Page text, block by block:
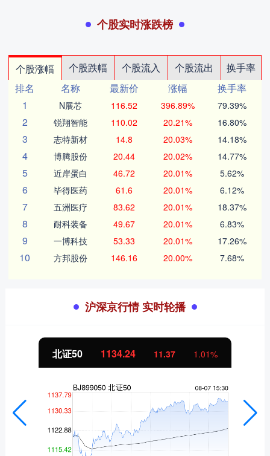
个股实时涨跌榜
个股涨幅 个股跌幅 个股流入 个股流出
换手率
排名
名称 最新价 涨幅
换手率
1
N展芯 116.52 396.89% 79.39%
2 锐翔智能 110.02 20.21% 16.80%
3 志特新材 14.8 20.03% 14.18%
4 博腾股份 20.44 20.02% 14.77%
5 近岸蛋白 46.72 20.01% 5.62%
6 毕得医药 61.6 20.01% 6.12%
7 五洲医疗 83.62 20.01% 18.37%
8 耐科装备 49.67 20.01% 6.83%
9 一博科技 53.33 20.01% 17.26%
10 方邦股份 146.16 20.00% 7.68%
沪深京行情 实时轮播
北证50 1134.24 11.37 1.01%